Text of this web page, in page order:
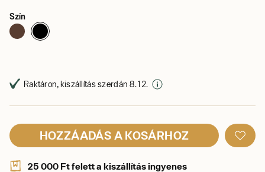
Szín
Raktáron, kiszállítás szerdán 8. 12.
HOZZÁADÁS A KOSÁRHOZ
25 000 Ft felett a kiszállítás ingyenes